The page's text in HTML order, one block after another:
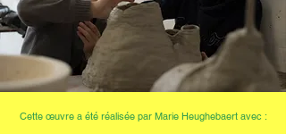
Cette œuvre a été réalisée par Marie Heughebaert avec :